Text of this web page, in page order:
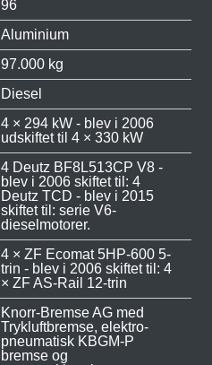
96
Aluminium
97.000 kg
Diesel
4 × 294 kW - blev i 2006
udskiftet til 4 × 330 kW
4 Deutz BF8L513CP V8 -
blev i 2006 skiftet til: 4
Deutz TCD - blev i 2015
skiftet til: serie V6-
dieselmotorer.
4 × ZF Ecomat 5HP-600 5-
trin - blev i 2006 skiftet til: 4
× ZF AS-Rail 12-trin
Knorr-Bremse AG med
Trykluftbremse, elektro-
pneumatisk KBGM-P
bremse og